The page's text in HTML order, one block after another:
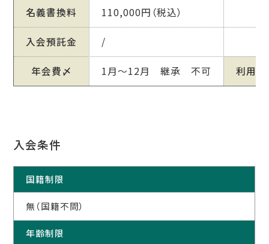
名義書換料 110,000円（税込）
入会預託金 /
年会費〆 1月～12月 継承 不可 利用日
入会条件
国籍制限
無（国籍不問）
年齢制限